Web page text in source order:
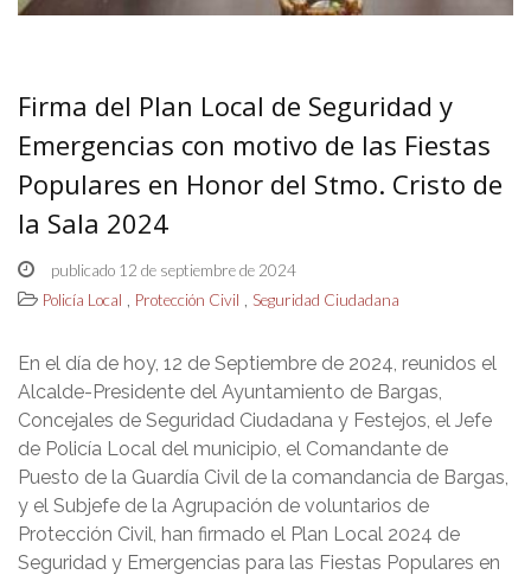
Firma del Plan Local de Seguridad y
Emergencias con motivo de las Fiestas
Populares en Honor del Stmo. Cristo de
la Sala 2024
publicado 12 de septiembre de 2024
Policía Local , Protección Civil , Seguridad Ciudadana
En el día de hoy, 12 de Septiembre de 2024, reunidos el
Alcalde-Presidente del Ayuntamiento de Bargas,
Concejales de Seguridad Ciudadana y Festejos, el Jefe
de Policía Local del municipio, el Comandante de
Puesto de la Guardía Civil de la comandancia de Bargas,
y el Subjefe de la Agrupación de voluntarios de
Protección Civil, han firmado el Plan Local 2024 de
Seguridad y Emergencias para las Fiestas Populares en